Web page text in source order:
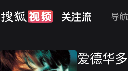
导航
爱德华